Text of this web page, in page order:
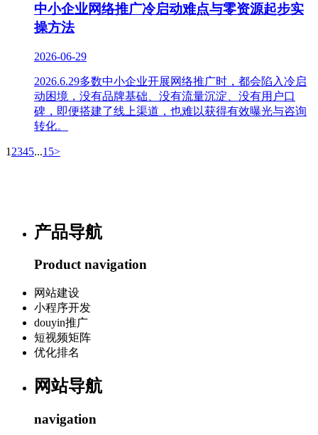
中小企业网络推广冷启动难点与零资源起步实
操方法
2026-06-29
2026.6.29多数中小企业开展网络推广时，都会陷入冷启
动困境，没有品牌基础、没有流量沉淀、没有用户口
碑，即便搭建了线上渠道，也难以获得有效曝光与咨询
转化。
1 2345...15>
产品导航
Product navigation
网站建设
小程序开发
douyin推广
短视频矩阵
优化排名
网站导航
navigation